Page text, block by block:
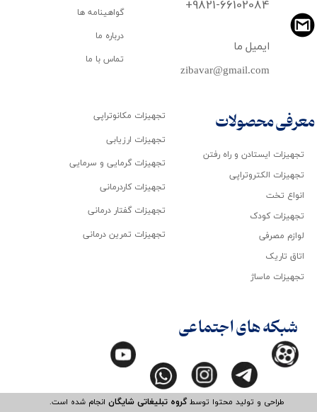
​​​​​​​+9821-66102084
zibavar@gmail.com
ایمیل ما
طراحی و تولید محتوا توسطگروه تبلیغاتی شایگانانجام شده است.​​​​​​​
تجهیزات ایستادن و راه رفتن
تجهیزات الکتروتراپی
انواع تخت
تجهیزات کودک
لوازم مصرفی
اتاق تاریک
تجهیزات ماساژ
گواهینامه ها
درباره ما
تماس با ما
تجهیزات مکانوتراپی
تجهیزات ارزیابی
تجهیزات گرمایی و سرمایی
تجهیزات کاردرمانی
تجهیزات گفتار درمانی
تجهیزات تمرین درمانی
معرفی محصولات
شبکه های اجتماعی